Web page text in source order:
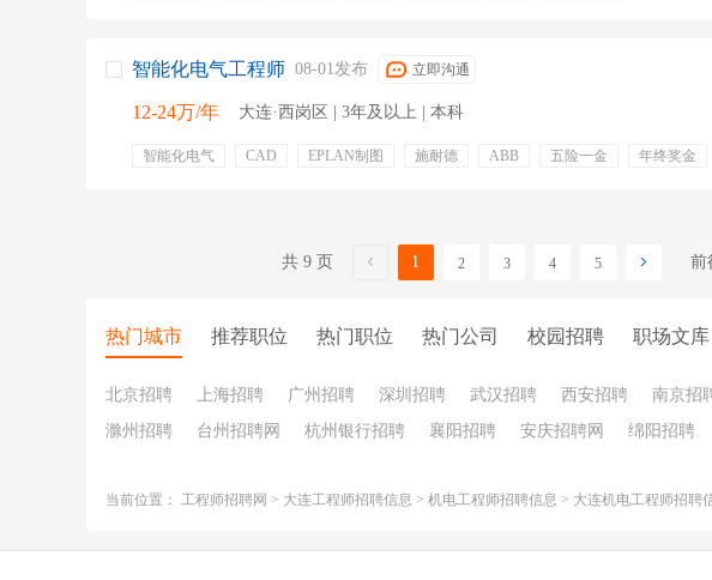
智能化电气工程师 08-01发布 立即沟通
12-24万/年 大连·西岗区 | 3年及以上 | 本科
智能化电气 CAD EPLAN制图 施耐德 ABB 五险一金
年终奖金
共 9 页 1 2 3 4 5 前
热门城市 推荐职位 热门职位 热门公司 校园招聘 职场文库
北京招聘 上海招聘 广州招聘 深圳招聘 武汉招聘 西安招聘 南京招
滁州招聘
台州招聘网 杭州银行招聘 襄阳招聘 安庆招聘网 绵阳招聘
当前位置： 工程师招聘网 > 大连工程师招聘信息 > 机电工程师招聘信息 > 大连机电工程师招聘